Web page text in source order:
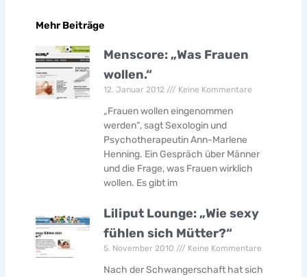
Mehr Beiträge
Menscore: „Was Frauen
wollen.“
12. Januar 2012 Keine Kommentare
„Frauen wollen eingenommen
werden“, sagt Sexologin und
Psychotherapeutin Ann-Marlene
Henning. Ein Gespräch über Männer
und die Frage, was Frauen wirklich
wollen. Es gibt im
Liliput Lounge: „Wie sexy
fühlen sich Mütter?“
5. November 2010 Keine Kommentare
Nach der Schwangerschaft hat sich